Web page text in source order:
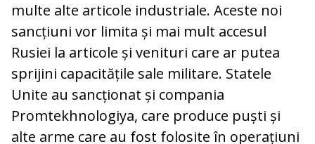
multe alte articole industriale. Aceste noi
sancțiuni vor limita și mai mult accesul
Rusiei la articole și venituri care ar putea
sprijini capacitățile sale militare. Statele
Unite au sancționat și compania
Promtekhnologiya, care produce puști și
alte arme care au fost folosite în operațiuni